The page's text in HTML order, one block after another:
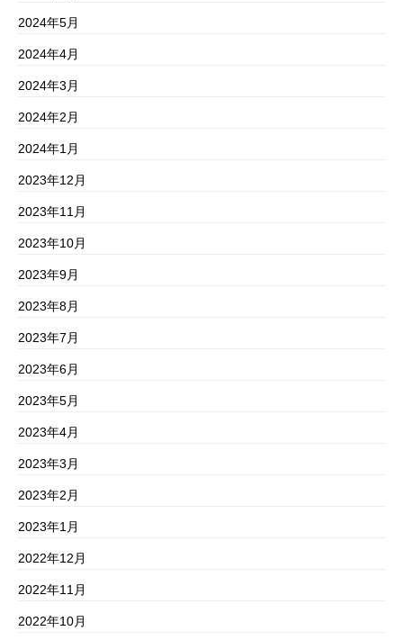
2024年5月
2024年4月
2024年3月
2024年2月
2024年1月
2023年12月
2023年11月
2023年10月
2023年9月
2023年8月
2023年7月
2023年6月
2023年5月
2023年4月
2023年3月
2023年2月
2023年1月
2022年12月
2022年11月
2022年10月